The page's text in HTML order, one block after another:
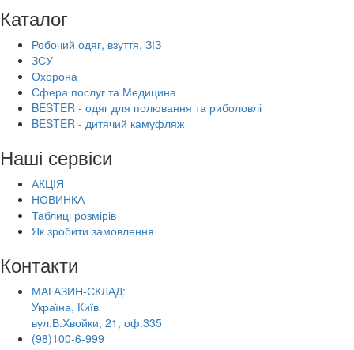
Каталог
Робочий одяг, взуття, ЗІЗ
ЗСУ
Охорона
Сфера послуг та Медицина
BESTER - одяг для полювання та риболовлі
BESTER - дитячий камуфляж
Наші сервіси
АКЦІЯ
НОВИНКА
Таблиці розмірів
Як зробити замовлення
Контакти
МАГАЗИН-СКЛАД:
Україна, Київ
вул.В.Хвойки, 21, оф.335
(98)100-6-999